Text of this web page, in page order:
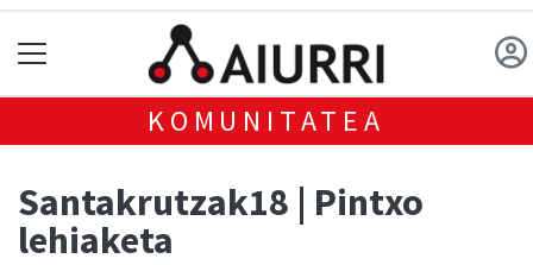
KOMUNITATEA
Santakrutzak18 | Pintxo
lehiaketa